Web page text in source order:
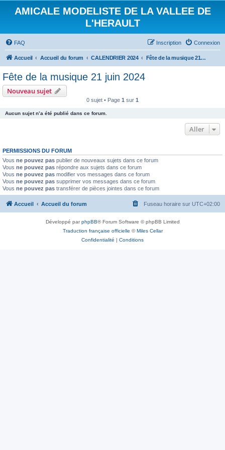
AMICALE MODELISTE DE LA VALLEE DE
L'HERAULT
FAQ Connexion
Inscription
Accueil Accueil du forum CALENDRIER 2024 Fête de la musique 21 juin 2024
Fête de la musique 21 juin 2024
Nouveau sujet
0 sujet • Page 1 sur 1
Aucun sujet n’a été publié dans ce forum.
Aller
PERMISSIONS DU FORUM
Vous ne pouvez pas publier de nouveaux sujets dans ce forum
Vous ne pouvez pas répondre aux sujets dans ce forum
Vous ne pouvez pas modifier vos messages dans ce forum
Vous ne pouvez pas supprimer vos messages dans ce forum
Vous ne pouvez pas transférer de pièces jointes dans ce forum
Accueil Accueil du forum Fuseau horaire sur UTC+02:00
Développé parphpBB® Forum Software © phpBB Limited
Traduction française officielle ©Miles Cellar
Confidentialité | Conditions